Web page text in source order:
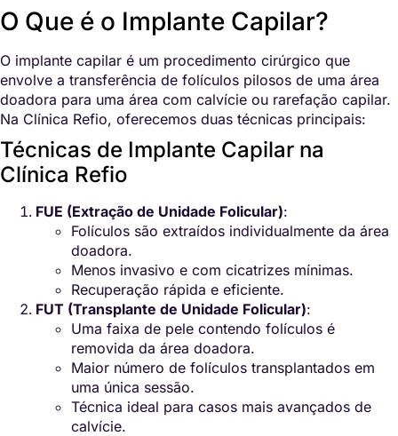
O Que é o Implante Capilar?
O implante capilar é um procedimento cirúrgico que
envolve a transferência de folículos pilosos de uma área
doadora para uma área com calvície ou rarefação capilar.
Na Clínica Refio, oferecemos duas técnicas principais:
Técnicas de Implante Capilar na
Clínica Refio
FUE (Extração de Unidade Folicular):
Folículos são extraídos individualmente da área
doadora.
Menos invasivo e com cicatrizes mínimas.
Recuperação rápida e eficiente.
FUT (Transplante de Unidade Folicular):
Uma faixa de pele contendo folículos é
removida da área doadora.
Maior número de folículos transplantados em
uma única sessão.
Técnica ideal para casos mais avançados de
calvície.